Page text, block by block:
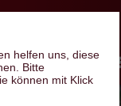
helfen uns, diese
Bitte
können mit Klick